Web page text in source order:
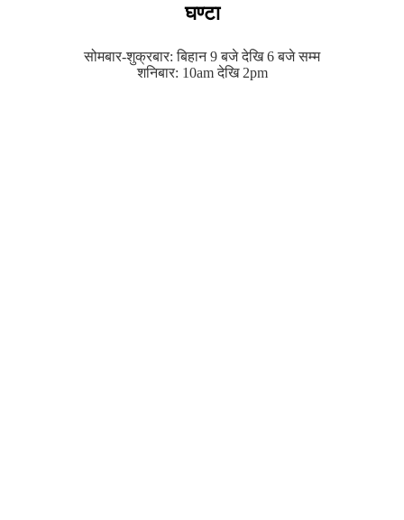
घण्टा
सोमबार-शुक्रबार: बिहान 9 बजे देखि 6 बजे सम्म
शनिबार: 10am देखि 2pm